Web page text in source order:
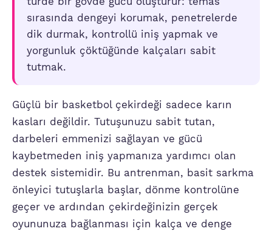
sırasında dengeyi korumak, penetrelerde
dik durmak, kontrollü iniş yapmak ve
yorgunluk çöktüğünde kalçaları sabit
tutmak.
Güçlü bir basketbol çekirdeği sadece karın
kasları değildir. Tutuşunuzu sabit tutan,
darbeleri emmenizi sağlayan ve gücü
kaybetmeden iniş yapmanıza yardımcı olan
destek sistemidir. Bu antrenman, basit sarkma
önleyici tutuşlarla başlar, dönme kontrolüne
geçer ve ardından çekirdeğinizin gerçek
oyununuza bağlanması için kalça ve denge